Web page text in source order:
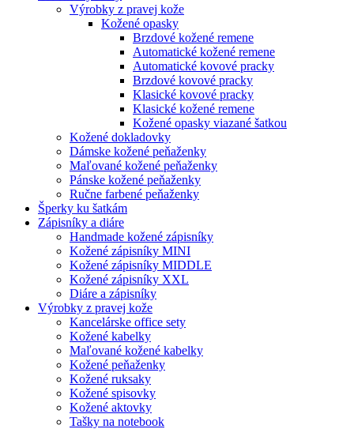
Výrobky z pravej kože
Kožené opasky
Brzdové kožené remene
Automatické kožené remene
Automatické kovové pracky
Brzdové kovové pracky
Klasické kovové pracky
Klasické kožené remene
Kožené opasky viazané šatkou
Kožené dokladovky
Dámske kožené peňaženky
Maľované kožené peňaženky
Pánske kožené peňaženky
Ručne farbené peňaženky
Šperky ku šatkám
Zápisníky a diáre
Handmade kožené zápisníky
Kožené zápisníky MINI
Kožené zápisníky MIDDLE
Kožené zápisníky XXL
Diáre a zápisníky
Výrobky z pravej kože
Kancelárske office sety
Kožené kabelky
Maľované kožené kabelky
Kožené peňaženky
Kožené ruksaky
Kožené spisovky
Kožené aktovky
Tašky na notebook